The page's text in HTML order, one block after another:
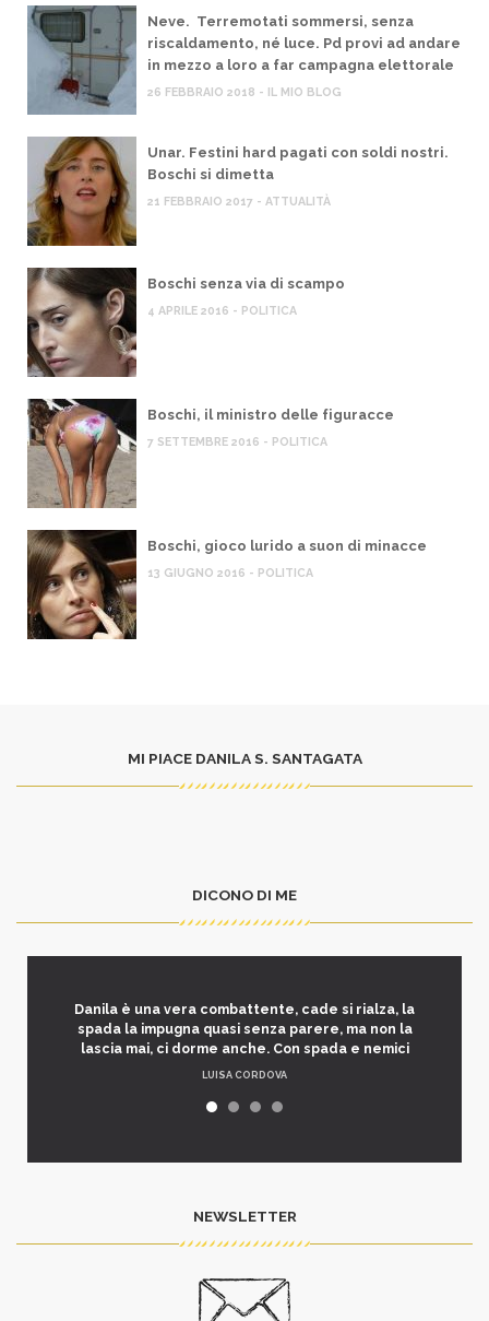
Neve. Terremotati sommersi, senza
riscaldamento, né luce. Pd provi ad andare
in mezzo a loro a far campagna elettorale
26 FEBBRAIO 2018 - IL MIO BLOG
Unar. Festini hard pagati con soldi nostri.
Boschi si dimetta
21 FEBBRAIO 2017 - ATTUALITÀ
Boschi senza via di scampo
4 APRILE 2016 - POLITICA
Boschi, il ministro delle figuracce
7 SETTEMBRE 2016 - POLITICA
Boschi, gioco lurido a suon di minacce
13 GIUGNO 2016 - POLITICA
MI PIACE DANILA S. SANTAGATA
DICONO DI ME
Danila è una vera combattente, cade si rialza, la
spada la impugna quasi senza parere, ma non la
lascia mai, ci dorme anche. Con spada e nemici
LUISA CORDOVA
NEWSLETTER